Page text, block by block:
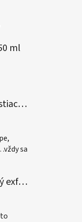
ml
Delicate Foam Cleanser 150 ml (Čistiaca pena)
sa
Natural Exfoliation Scrub (Prírodný exfoliačný peeling)